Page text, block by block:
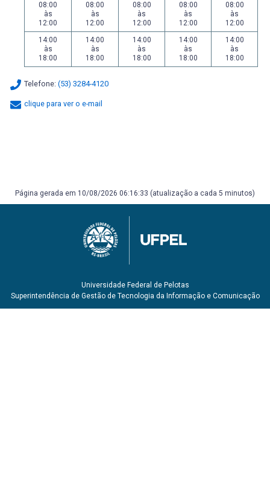
08:00
às
12:00
08:00
às
12:00
08:00
às
12:00
08:00
às
12:00
08:00
às
12:00
14:00
às
18:00
14:00
às
18:00
14:00
às
18:00
14:00
às
18:00
14:00
às
18:00
Telefone: (53) 3284-4120
clique para ver o e-mail
Página gerada em 10/08/2026 06:16:33 (atualização a cada 5 minutos)
Universidade Federal de Pelotas
Superintendência de Gestão de Tecnologia da Informação e Comunicação